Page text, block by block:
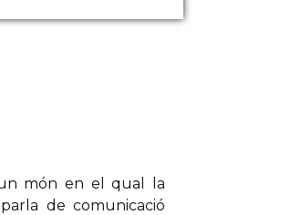
món en el qual la
de comunicació